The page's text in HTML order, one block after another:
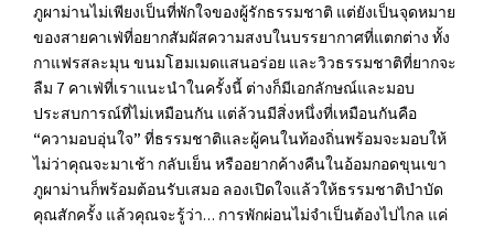
ภูผาม่านไม่เพียงเป็นที่พักใจของผู้รักธรรมชาติ แต่ยังเป็นจุดหมาย
ของสายคาเฟ่ที่อยากสัมผัสความสงบในบรรยากาศที่แตกต่าง ทั้ง
กาแฟรสละมุน ขนมโฮมเมดแสนอร่อย และวิวธรรมชาติที่ยากจะ
ลืม 7 คาเฟ่ที่เราแนะนำในครั้งนี้ ต่างก็มีเอกลักษณ์และมอบ
ประสบการณ์ที่ไม่เหมือนกัน แต่ล้วนมีสิ่งหนึ่งที่เหมือนกันคือ
“ความอบอุ่นใจ” ที่ธรรมชาติและผู้คนในท้องถิ่นพร้อมจะมอบให้
ไม่ว่าคุณจะมาเช้า กลับเย็น หรืออยากค้างคืนในอ้อมกอดขุนเขา
ภูผาม่านก็พร้อมต้อนรับเสมอ ลองเปิดใจแล้วให้ธรรมชาติบำบัด
คุณสักครั้ง แล้วคุณจะรู้ว่า… การพักผ่อนไม่จำเป็นต้องไปไกล แค่